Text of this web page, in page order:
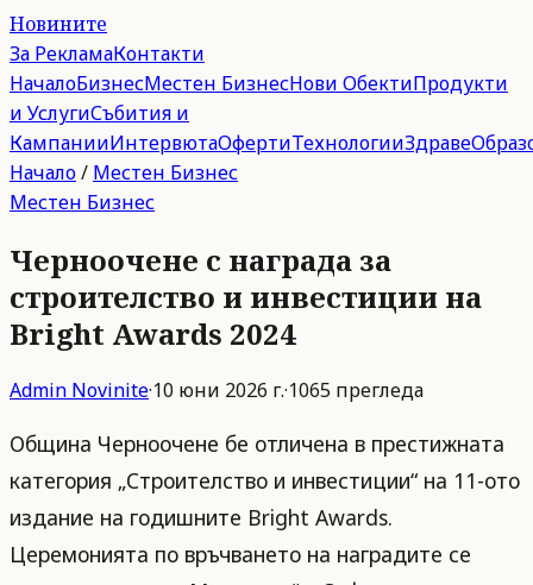
Новините
За РекламаКонтакти
НачалоБизнесМестен БизнесНови ОбектиПродукти
и УслугиСъбития и
КампанииИнтервютаОфертиТехнологииЗдраве
Начало/ Местен Бизнес
Местен Бизнес
Черноочене с награда за
строителство и инвестиции на
Bright Awards 2024
Admin Novinite·10 юни 2026 г.·1065 прегледа
Община Черноочене бе отличена в престижната
категория „Строителство и инвестиции“ на 11-ото
издание на годишните Bright Awards.
Церемонията по връчването на наградите се